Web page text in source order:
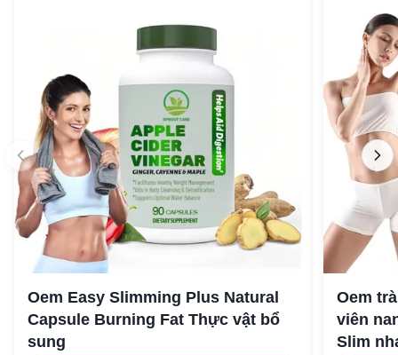
Oem Easy Slimming Plus Natural
Capsule Burning Fat Thực vật bổ
sung
Oem
viên
Slim